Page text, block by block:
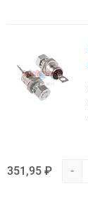
351,95 ₽ -